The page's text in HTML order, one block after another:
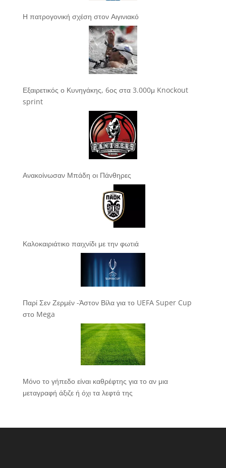
Η πατρογονική σχέση στον Αιγινιακό
Εξαιρετικός ο Κυνηγάκης, 6ος στα 3.000μ Knockout
sprint
Ανακοίνωσαν Μπάδη οι Πάνθηρες
Καλοκαιριάτικο παιχνίδι με την φωτιά
Παρί Σεν Ζερμέν -Άστον Βίλα για το UEFA Super Cup
στο Mega
Μόνο το γήπεδο είναι καθρέφτης για το αν μια
μεταγραφή άξιζε ή όχι τα λεφτά της